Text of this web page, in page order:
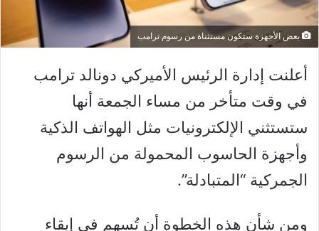
بعض الأجهزة ستكون مستثناة من رسوم ترامب
أعلنت إدارة الرئيس الأميركي دونالد ترامب
في وقت متأخر من مساء الجمعة أنها
ستستثني الإلكترونيات مثل الهواتف الذكية
وأجهزة الحاسوب المحمولة من الرسوم
الجمركية “المتبادلة”.
ومن شأن هذه الخطوة أن تُسهم في إبقاء